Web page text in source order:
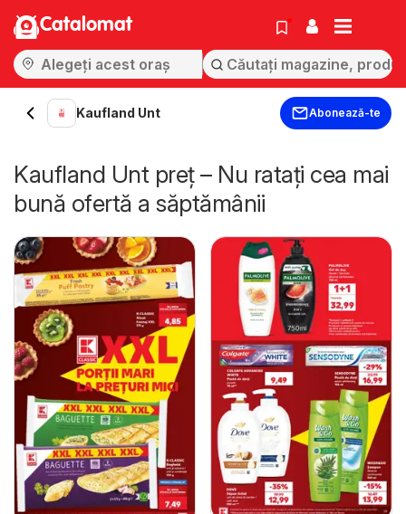
Catalomat
Kaufland Unt Abonează-te
Kaufland Unt preț – Nu ratați cea mai
bună ofertă a săptămânii